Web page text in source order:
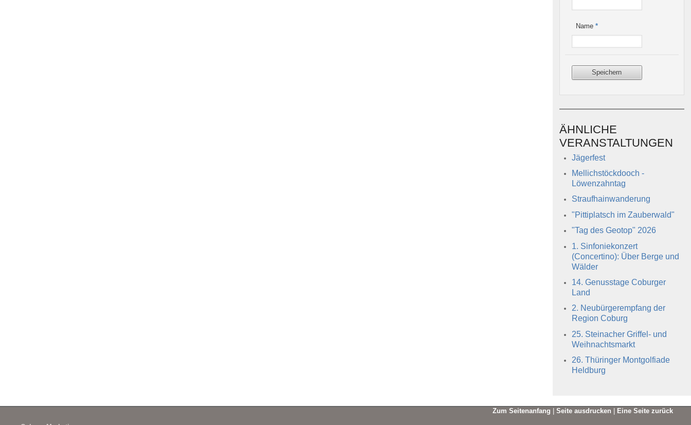
Name*
ÄHNLICHE
VERANSTALTUNGEN
Jägerfest
Mellichstöckdooch -
Löwenzahntag
Straufhainwanderung
"Pittiplatsch im Zauberwald"
"Tag des Geotop" 2026
1. Sinfoniekonzert
(Concertino): Über Berge und
Wälder
14. Genusstage Coburger
Land
2. Neubürgerempfang der
Region Coburg
25. Steinacher Griffel- und
Weihnachtsmarkt
26. Thüringer Montgolfiade
Heldburg
Zum Seitenanfang Seite ausdrucken Eine Seite zurück